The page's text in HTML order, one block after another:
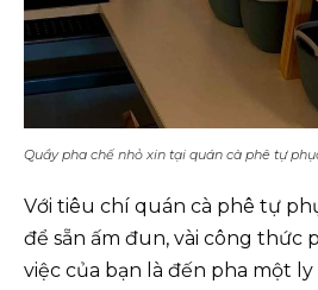
Quầy pha chế nhỏ xin tại quán cà phê tự
Với tiêu chí quán cà phê tự
để sẵn ấm đun, vài công thức
việc của bạn là đến pha một